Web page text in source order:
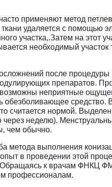
применяют метод
удаляется с помощью
участка,.Затем на этот
необходимый
после процедуры
препаратов.
неприятные
обезболивающее
считается нормой.
через неделю).
чем обычно.
выполнения
в проведении этой
к врачам ФНКЦ
профессионалам.